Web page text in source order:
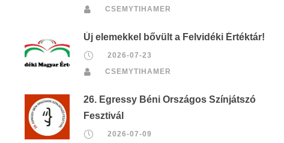
CSEMYTIHAMER
Új elemekkel bővült a Felvidéki Értéktár!
2026-07-23
CSEMYTIHAMER
26. Egressy Béni Országos Színjátszó
Fesztivál
2026-07-09